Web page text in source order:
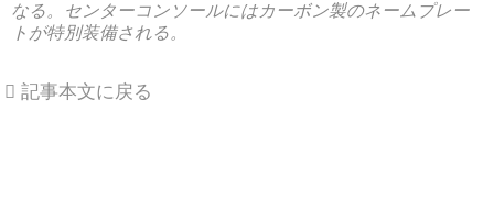
なる。センターコンソールにはカーボン製のネームプレー
トが特別装備される。
記事本文に戻る